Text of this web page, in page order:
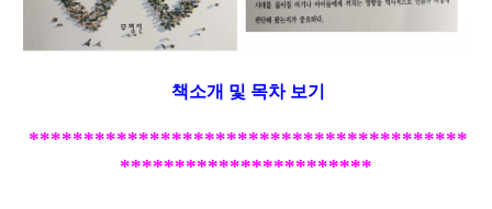
책소개 및 목차 보기
****************************************
***********************